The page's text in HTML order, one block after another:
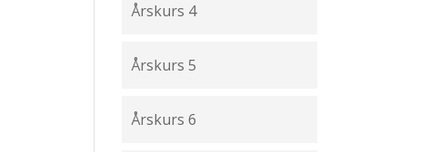
Årskurs 4
Årskurs 5
Årskurs 6